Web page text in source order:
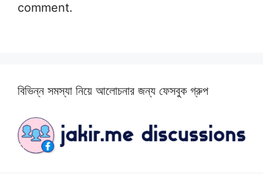
comment.
বিভিন্ন সমস্যা নিয়ে আলোচনার জন্য ফেসবুক গ্রুপ